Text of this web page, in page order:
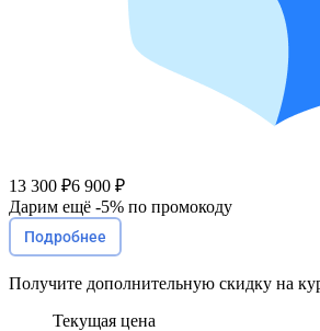
13 300 ₽6 900 ₽
Дарим ещё -5% по промокоду
Подробнее
Получите дополнительную скидку на
Текущая цена